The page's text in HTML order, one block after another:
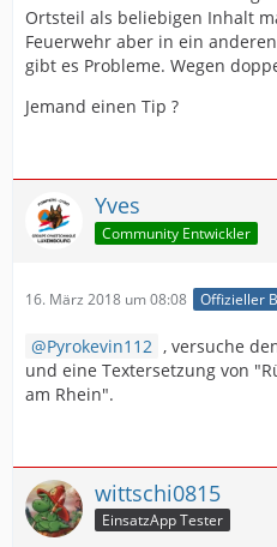
Ortsteil als beliebigen Inhalt
Feuerwehr aber in ein
gibt es Probleme. Wegen
Jemand einen Tip ?
Yves
Community Entwickler
16. März 2018 um 08:08 Offizieller
Pyrokevin112 , versuche
und eine Textersetzung von
am Rhein".
wittschi0815
EinsatzApp Tester